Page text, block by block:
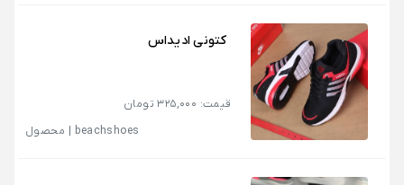
کتونی ادیداس
قیمت: 325,000 تومان
beachshoes
محصول